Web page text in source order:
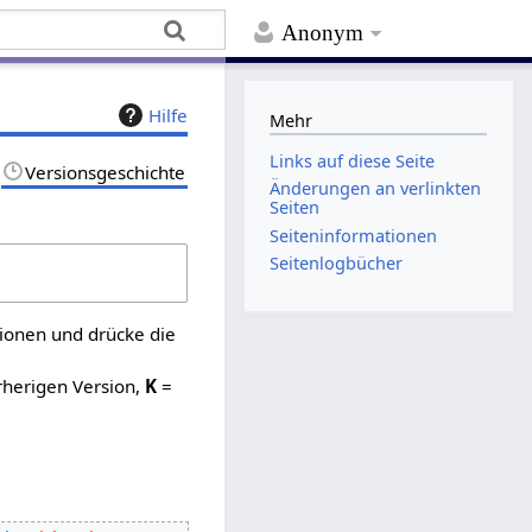
Anonym
Hilfe
Versionsgeschichte
und drücke die
Version, K =
Mehr
Links auf diese Seite
Änderungen an verlinkten
Seiten
Seiten­­informationen
Seitenlogbücher